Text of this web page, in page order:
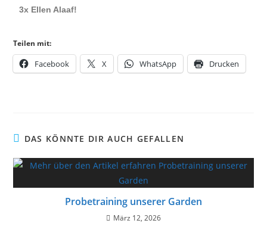
3x Ellen Alaaf!
Teilen mit:
Facebook X WhatsApp Drucken
DAS KÖNNTE DIR AUCH GEFALLEN
Probetraining unserer Garden
März 12, 2026